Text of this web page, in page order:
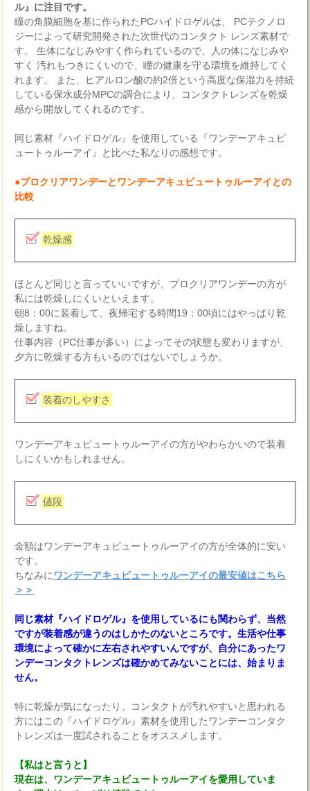
ル』に注目です。
瞳の角膜細胞を基に作られたPCハイドロゲルは、 PCテクノロ
ジーによって研究開発された次世代のコンタクト レンズ素材で
す。 生体になじみやすく作られているので、人の体になじみや
すく 汚れもつきにくいので、瞳の健康を守る環境を維持してく
れます。 また、ヒアルロン酸の約2倍という高度な保湿力を持続
している保水成分MPCの調合により、コンタクトレンズを乾燥
感から開放してくれるのです。
同じ素材『ハイドロゲル』を使用している『ワンデーアキュビ
ュートゥルーアイ』と比べた私なりの感想です。
●プロクリアワンデーとワンデーアキュビュートゥルーアイとの
比較
乾燥感
ほとんど同じと言っていいですが、プロクリアワンデーの方が
私には乾燥しにくいといえます。
朝8：00に装着して、夜帰宅する時間19：00頃にはやっぱり乾
燥しますね。
仕事内容（PC仕事が多い）によってその状態も変わりますが、
夕方に乾燥する方もいるのではないでしょうか。
装着のしやすさ
ワンデーアキュビュートゥルーアイの方がやわらかいので装着
しにくいかもしれません。
値段
金額はワンデーアキュビュートゥルーアイの方が全体的に安い
です。
ちなみに ワンデーアキュビュートゥルーアイの最安値はこちら
＞＞
同じ素材『ハイドロゲル』を使用しているにも関わらず、当然
ですが装着感が違うのはしかたのないところです。生活や仕事
環境によって確かに左右されやすいんですが、自分にあったワ
ンデーコンタクトレンズは確かめてみないことには、始まりま
せん。
特に乾燥が気になったり、コンタクトが汚れやすいと思われる
方にはこの『ハイドロゲル』素材を使用したワンデーコンタク
トレンズは一度試されることをオススメします。
【私はと言うと】
現在は、ワンデーアキュビュートゥルーアイを愛用していま